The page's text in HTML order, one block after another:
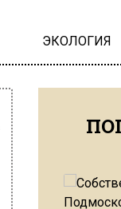
ЭКОЛОГИЯ